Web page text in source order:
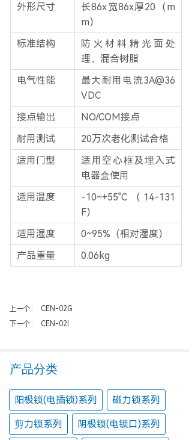
外形尺寸
长86x宽86x厚20（m
m）
标准结构
防火材料精光面处
理，混合树脂
电气性能
最大耐用电流3A@36
VDC
接点输出
NO/COM接点
耐用测试
20万次老化测试合格
适用门型
适用空心框及埋入式
电器盒使用
适用温度
-10~+55°C（14-131
F）
适用湿度
0~95%（相对湿度）
产品重量
0.06kg
上一个：
CEN-02G
下一个：
CEN-02I
阳极锁(电插锁)系列 磁力锁系列
剪力锁系列 阴极锁(电锁口)系列
产品分类